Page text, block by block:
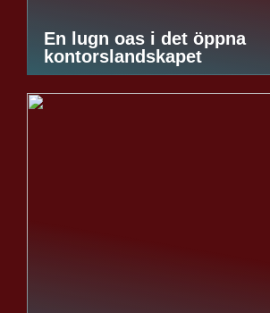
En lugn oas i det öppna
kontorslandskapet